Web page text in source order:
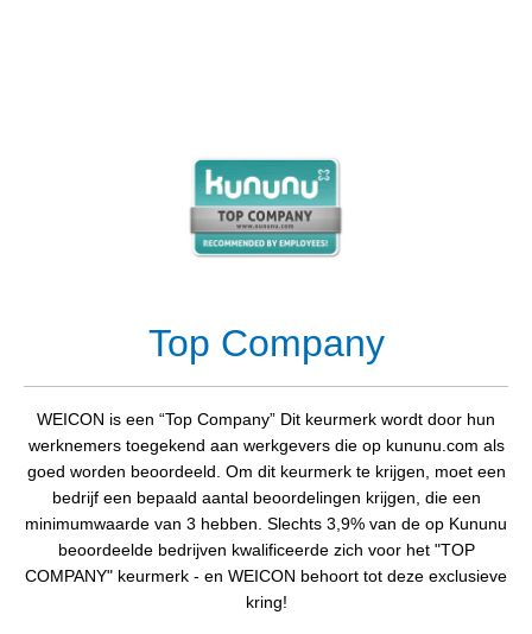
Top Company
WEICON is een “Top Company” Dit keurmerk wordt door hun
werknemers toegekend aan werkgevers die op kununu.com als
goed worden beoordeeld. Om dit keurmerk te krijgen, moet een
bedrijf een bepaald aantal beoordelingen krijgen, die een
minimumwaarde van 3 hebben. Slechts 3,9% van de op Kununu
beoordeelde bedrijven kwalificeerde zich voor het "TOP
COMPANY" keurmerk - en WEICON behoort tot deze exclusieve
kring!